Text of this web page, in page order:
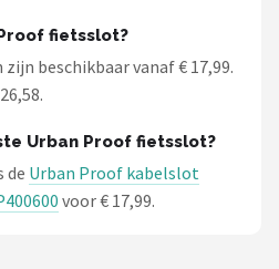
fietsslot?
beschikbaar vanaf € 17,99.
Urban Proof fietsslot?
de Urban Proof kabelslot
voor € 17,99.